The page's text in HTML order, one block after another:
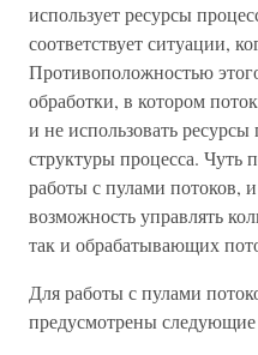
использует ресурсы
соответствует ситуации,
Противоположностью
обработки, в котором
и не использовать
структуры процесса.
работы с пулами потоков,
возможность управлять
так и обрабатывающих
Для работы с пулами
предусмотрены